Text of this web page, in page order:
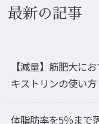
最新の記事
【減量】筋肥大に
キストリンの使い
体脂肪率を5％まで